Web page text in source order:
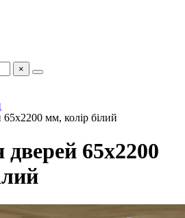
×
мм, колір білий
65х2200